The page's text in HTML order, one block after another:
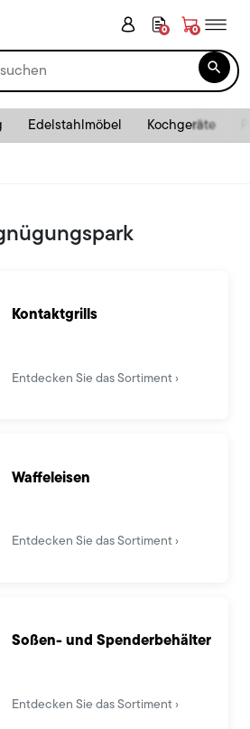
0 0

Edelstahlmöbel Kochgeräte
Kontaktgrills
Entdecken Sie das Sortiment
Waffeleisen
Entdecken Sie das Sortiment
Soßen- und Spenderbehälter
Entdecken Sie das Sortiment